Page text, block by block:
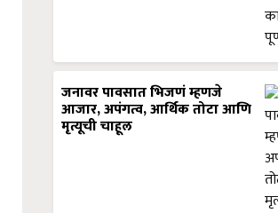
जनावर पावसात भिजणं म्हणजे
आजार, अपंगत्व, आर्थिक तोटा आणि
मृत्यूची चाहूल